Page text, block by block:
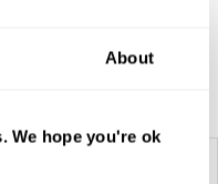
About
We hope you're ok